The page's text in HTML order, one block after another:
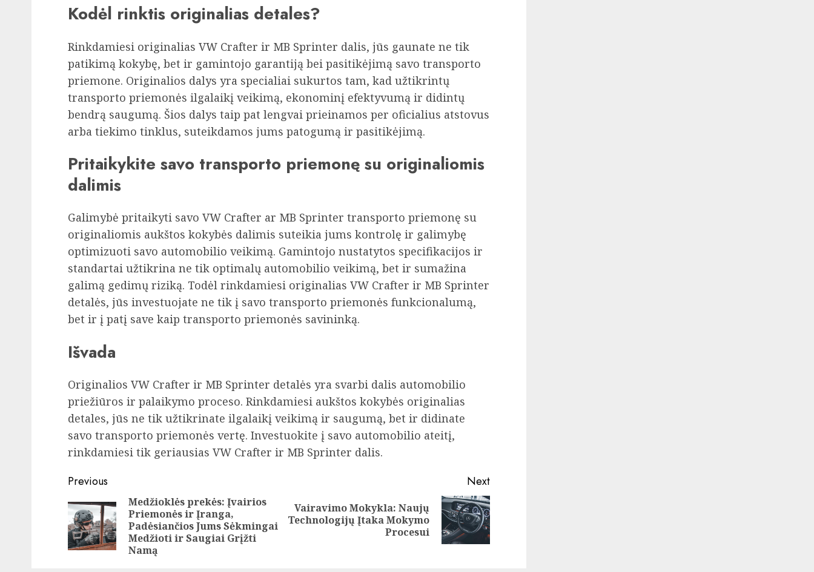
Kodėl rinktis originalias detales?
Rinkdamiesi originalias VW Crafter ir MB Sprinter dalis, jūs gaunate ne tik
patikimą kokybę, bet ir gamintojo garantiją bei pasitikėjimą savo transporto
priemone. Originalios dalys yra specialiai sukurtos tam, kad užtikrintų
transporto priemonės ilgalaikį veikimą, ekonominį efektyvumą ir didintų
bendrą saugumą. Šios dalys taip pat lengvai prieinamos per oficialius atstovus
arba tiekimo tinklus, suteikdamos jums patogumą ir pasitikėjimą.
Pritaikykite savo transporto priemonę su originaliomis
dalimis
Galimybė pritaikyti savo VW Crafter ar MB Sprinter transporto priemonę su
originaliomis aukštos kokybės dalimis suteikia jums kontrolę ir galimybę
optimizuoti savo automobilio veikimą. Gamintojo nustatytos specifikacijos ir
standartai užtikrina ne tik optimalų automobilio veikimą, bet ir sumažina
galimą gedimų riziką. Todėl rinkdamiesi originalias VW Crafter ir MB Sprinter
detalės, jūs investuojate ne tik į savo transporto priemonės funkcionalumą,
bet ir į patį save kaip transporto priemonės savininką.
Išvada
Originalios VW Crafter ir MB Sprinter detalės yra svarbi dalis automobilio
priežiūros ir palaikymo proceso. Rinkdamiesi aukštos kokybės originalias
detales, jūs ne tik užtikrinate ilgalaikį veikimą ir saugumą, bet ir didinate
savo transporto priemonės vertę. Investuokite į savo automobilio ateitį,
rinkdamiesi tik geriausias VW Crafter ir MB Sprinter dalis.
Post
navigation
Previous
Previous
Medžioklės prekės: Įvairios
Priemonės ir Įranga,
Padėsiančios Jums Sėkmingai
Medžioti ir Saugiai Grįžti
Namą
Next
Next
Vairavimo Mokykla: Naujų
Technologijų Įtaka Mokymo
Procesui